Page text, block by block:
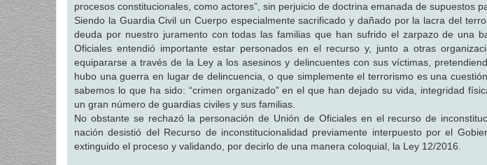
procesos constitucionales, como actores”, sin perjuicio de doctrina emanada de supuestos
Siendo la Guardia Civil un Cuerpo especialmente sacrificado y dañado por la lacra del
deuda por nuestro juramento con todas las familias que han sufrido el zarpazo de una
Oficiales entendió importante estar personados en el recurso y, junto a otras
equipararse a través de la Ley a los asesinos y delincuentes con sus víctimas,
hubo una guerra en lugar de delincuencia, o que simplemente el terrorismo es una
sabemos lo que ha sido: “crimen organizado” en el que han dejado su vida, integridad
un gran número de guardias civiles y sus familias.
No obstante se rechazó la personación de Unión de Oficiales en el recurso de
nación desistió del Recurso de inconstitucionalidad previamente interpuesto por el
extinguido el proceso y validando, por decirlo de una manera coloquial, la Ley 12/2016.